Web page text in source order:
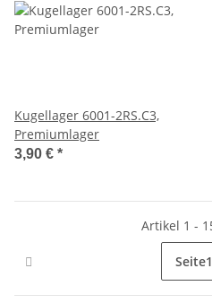
Kugellager 6001-2RS.C3,
Premiumlager
3,90 € *
Artikel 1 -
Seite1